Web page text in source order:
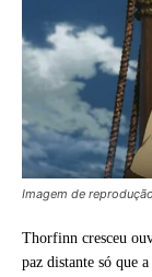
Imagem de reprodução
Thorfinn cresceu
paz distante só que